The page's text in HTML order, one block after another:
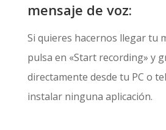
mensaje de voz:
Si quieres hacernos llegar tu
pulsa en «Start recording» y
directamente desde tu PC o
instalar ninguna aplicación.